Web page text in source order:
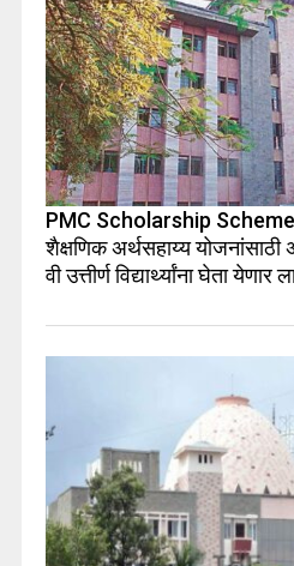
PMC Scholarship Schemes
शैक्षणिक अर्थसहाय्य
वी उत्तीर्ण विद्यार्थ्यांना घेता येणार